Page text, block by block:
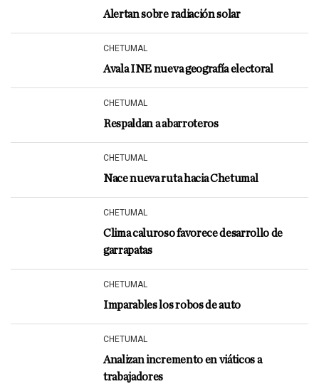
Alertan sobre radiación solar
CHETUMAL
Avala INE nueva geografía electoral
CHETUMAL
Respaldan a abarroteros
CHETUMAL
Nace nueva ruta hacia Chetumal
CHETUMAL
Clima caluroso favorece desarrollo de
garrapatas
CHETUMAL
Imparables los robos de auto
CHETUMAL
Analizan incremento en viáticos a
trabajadores